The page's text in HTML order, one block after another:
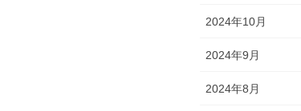
2024年10月
2024年9月
2024年8月